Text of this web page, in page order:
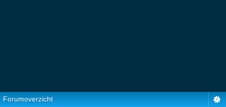
Forumoverzicht